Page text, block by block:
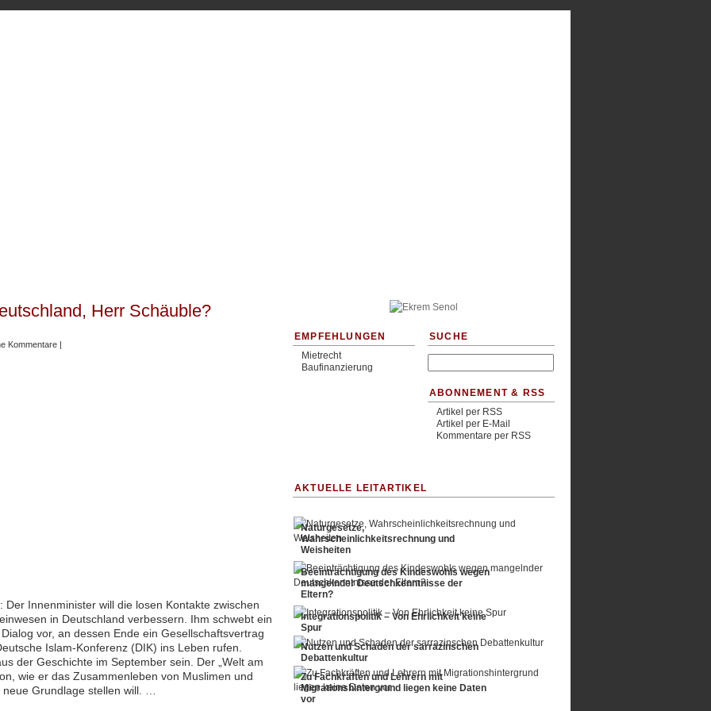
Herr Schäuble?
Kommentare |
Innenminister will die losen Kontakte zwischen
in Deutschland verbessern. Ihm schwebt ein
vor, an dessen Ende ein Gesellschaftsvertrag
Islam-Konferenz (DIK) ins Leben rufen.
der Geschichte im September sein. Der „Welt am
wie er das Zusammenleben von Muslimen und
Grundlage stellen will. …
EMPFEHLUNGEN
Mietrecht
Baufinanzierung
SUCHE
ABONNEMENT & RSS
Artikel per RSS
Artikel per E-Mail
Kommentare per RSS
AKTUELLE LEITARTIKEL
Naturgesetze,
Wahrscheinlichkeitsrechnung und
Weisheiten
Beeinträchtigung des Kindeswohls wegen
mangelnder Deutschkenntnisse der
Eltern?
Integrationspolitik – Von Ehrlichkeit keine
Spur
Nutzen und Schaden der sarrazinschen
Debattenkultur
Zu Fachkräften und Lehrern mit
Migrationshintergrund liegen keine Daten
vor